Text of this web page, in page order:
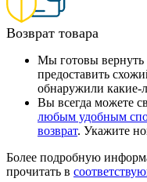
Возврат товара
Мы готовы вернуть
предоставить
обнаружили какие-
Вы всегда можете
любым удобным
возврат. Укажите
Более подробную
прочитать в